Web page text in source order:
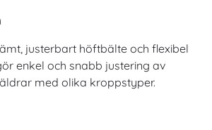
justerbart höftbälte och flexibel
enkel och snabb justering av
med olika kroppstyper.